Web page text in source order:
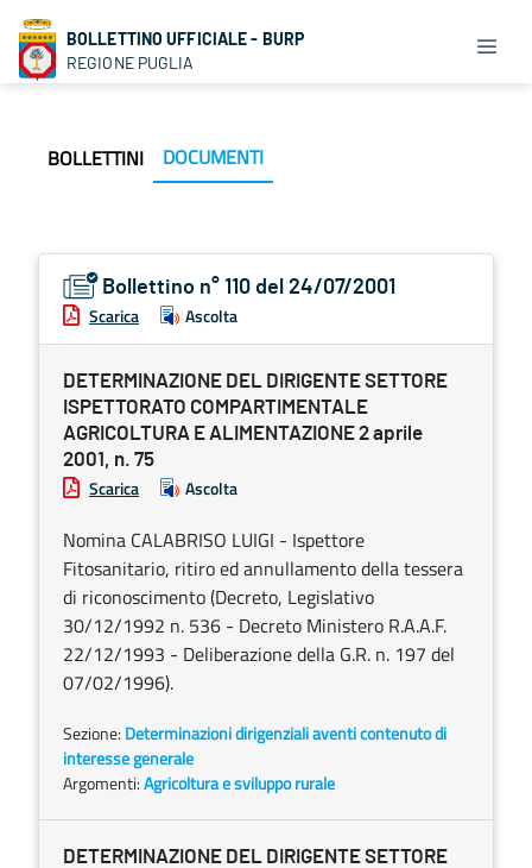
BOLLETTINO UFFICIALE - BURP
REGIONE PUGLIA
BOLLETTINI DOCUMENTI
Bollettino n° 110 del 24/07/2001
Scarica Ascolta
DETERMINAZIONE DEL DIRIGENTE SETTORE
ISPETTORATO COMPARTIMENTALE
AGRICOLTURA E ALIMENTAZIONE 2 aprile
2001, n. 75
Scarica Ascolta
Nomina CALABRISO LUIGI - Ispettore
Fitosanitario, ritiro ed annullamento della tessera
di riconoscimento (Decreto, Legislativo
30/12/1992 n. 536 - Decreto Ministero R.A.A.F.
22/12/1993 - Deliberazione della G.R. n. 197 del
07/02/1996).
Sezione: Determinazioni dirigenziali aventi contenuto di
interesse generale
Argomenti:Agricoltura e sviluppo rurale
DETERMINAZIONE DEL DIRIGENTE SETTORE